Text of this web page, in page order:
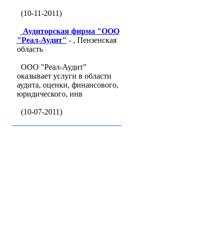
(10-11-2011)
Аудиторская фирма "ООО
"Реал-Аудит" - , Пензенская
область
ООО "Реал-Аудит"
оказывает услуги в области
аудита, оценки, финансового,
юридического, инв
(10-07-2011)